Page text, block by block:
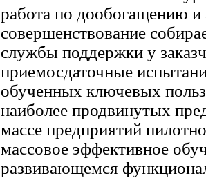
работа по дообогащению и
совершенствование
службы поддержки у
приемосдаточные
обученных ключевых
наиболее продвинутых
массе предприятий
массовое эффективное
развивающемся